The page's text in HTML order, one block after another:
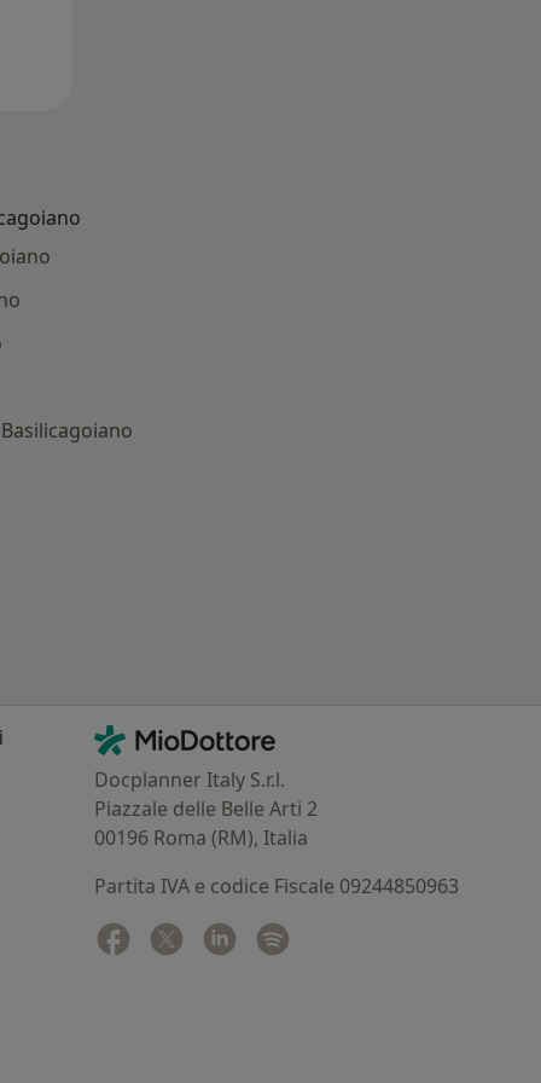
Contatti
MioDottore - Homepage
Docplanner Italy S.r.l.
Piazzale delle Belle Arti 2
00196 Roma (RM), Italia
Partita IVA e codice Fiscale 09244850963
Facebook
si apre in una nuova scheda
Twitter
si apre in una nuova scheda
Linkedin
si apre in una nuova scheda